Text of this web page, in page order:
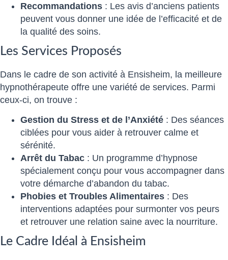
Recommandations : Les avis d’anciens patients
peuvent vous donner une idée de l’efficacité et de
la qualité des soins.
Les Services Proposés
Dans le cadre de son activité à Ensisheim, la meilleure
hypnothérapeute offre une variété de services. Parmi
ceux-ci, on trouve :
Gestion du Stress et de l’Anxiété : Des séances
ciblées pour vous aider à retrouver calme et
sérénité.
Arrêt du Tabac : Un programme d’hypnose
spécialement conçu pour vous accompagner dans
votre démarche d’abandon du tabac.
Phobies et Troubles Alimentaires : Des
interventions adaptées pour surmonter vos peurs
et retrouver une relation saine avec la nourriture.
Le Cadre Idéal à Ensisheim